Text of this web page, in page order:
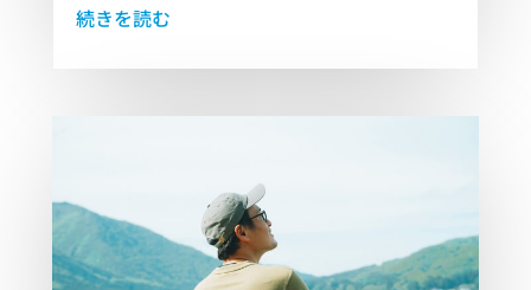
続きを読む